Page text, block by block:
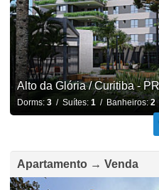
Alto da Glória / Curitiba - PR
Dorms: 3/ Suítes: 1 / Banheiros:2
Apartamento → Venda